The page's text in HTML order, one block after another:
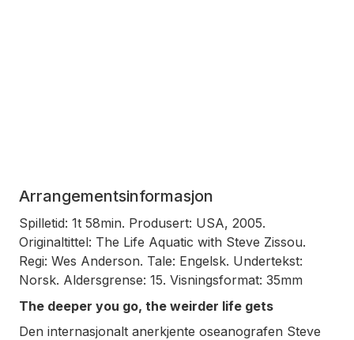
Arrangementsinformasjon
Spilletid: 1t 58min. Produsert: USA, 2005.
Originaltittel: The Life Aquatic with Steve Zissou.
Regi: Wes Anderson. Tale: Engelsk. Undertekst:
Norsk. Aldersgrense: 15. Visningsformat: 35mm
The deeper you go, the weirder life gets
Den internasjonalt anerkjente oseanografen Steve